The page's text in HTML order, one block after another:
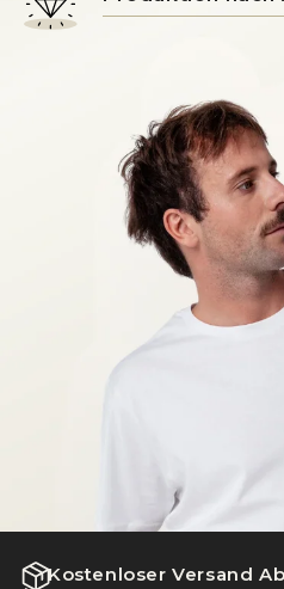
Kostenloser Versand